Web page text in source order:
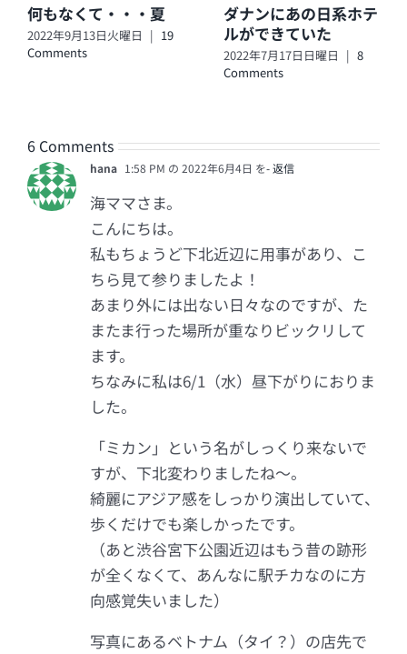
何もなくて・・・夏
2022年9月13日火曜日 | 19
Comments
ダナンにあの日系ホテ
ルができていた
2022年7月17日日曜日 | 8
Comments
6 Comments
hana 1:58 PM の 2022年6月4日 を- 返信
海ママさま。
こんにちは。
私もちょうど下北近辺に用事があり、こ
ちら見て参りましたよ！
あまり外には出ない日々なのですが、た
またま行った場所が重なりビックリして
ます。
ちなみに私は6/1（水）昼下がりにおりま
した。
「ミカン」という名がしっくり来ないで
すが、下北変わりましたね〜。
綺麗にアジア感をしっかり演出していて、
歩くだけでも楽しかったです。
（あと渋谷宮下公園近辺はもう昔の跡形
が全くなくて、あんなに駅チカなのに方
向感覚失いました）
写真にあるベトナム（タイ？）の店先で